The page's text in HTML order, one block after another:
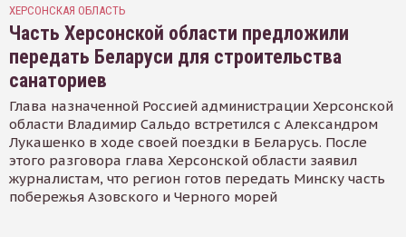
ХЕРСОНСКАЯ ОБЛАСТЬ
Часть Херсонской области предложили
передать Беларуси для строительства
санаториев
Глава назначенной Россией администрации Херсонской
области Владимир Сальдо встретился с Александром
Лукашенко в ходе своей поездки в Беларусь. После
этого разговора глава Херсонской области заявил
журналистам, что регион готов передать Минску часть
побережья Азовского и Черного морей